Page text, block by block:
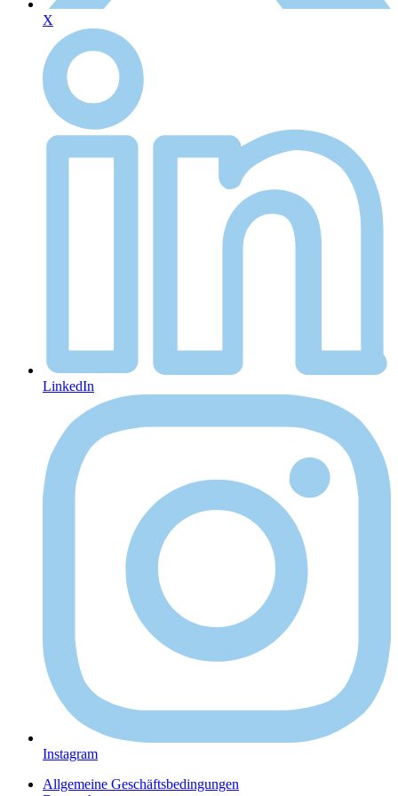
X
LinkedIn
Instagram
Allgemeine Geschäftsbedingungen